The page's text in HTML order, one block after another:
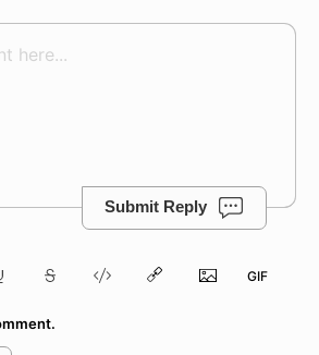
Submit Reply